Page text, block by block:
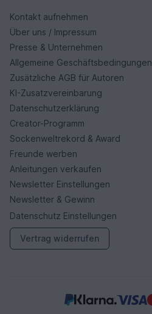
Kontakt aufnehmen
Über uns / Impressum
Presse & Unternehmen
Allgemeine Geschäftsbedingungen
Zusätzliche AGB für Autoren
KI-Zusatzvereinbarung
Datenschutzerklärung
Creator-Programm
Sockenweltrekord & Award
Freunde werben
Anleitungen verkaufen
Newsletter Einstellungen
Newsletter & Gewinn
Datenschutz Einstellungen
Vertrag widerrufen